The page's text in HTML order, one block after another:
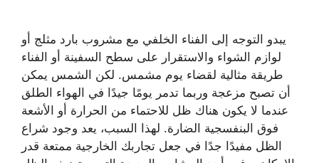
يبدو التوجه إلى الفناء الخلفي مع مشروب بارد مثلج أو
لوازم الشواء والاستقرار على سطح السفينة أو الفناء
طريقة مثالية لقضاء يوم مشمس. لكن الشمس يمكن
أن تصبح مزعجة وربما تدمر يومًا جيدًا في الهواء الطلق
عندما لا يكون هناك ظل للاحتماء من الحرارة أو الأشعة
فوق البنفسجية الضارة. لهذا السبب، يعد وجود شراع
الظل مفيدًا جدًا في جعل تجاربك الخارجية ممتعة قدر